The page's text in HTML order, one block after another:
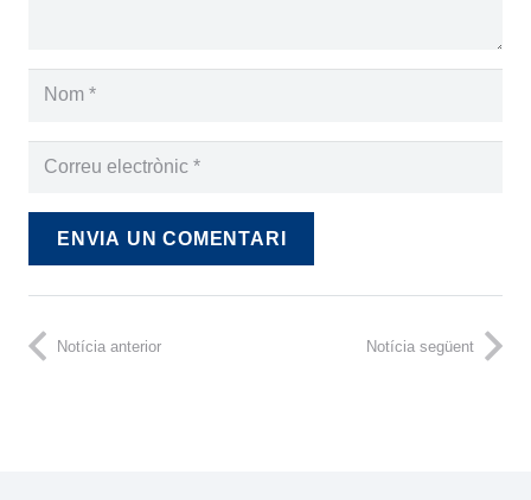
ENVIA UN COMENTARI
Notícia anterior Notícia següent